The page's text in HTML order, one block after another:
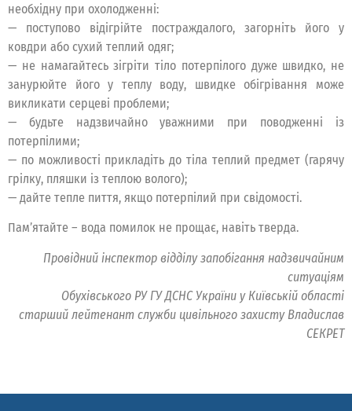
необхідну при охолодженні:
— поступово відігрійте постраждалого, загорніть його у
ковдри або сухий теплий одяг;
— не намагайтесь зігріти тіло потерпілого дуже швидко, не
занурюйте його у теплу воду, швидке обігрівання може
викликати серцеві проблеми;
— будьте надзвичайно уважними при поводженні із
потерпілими;
— по можливості прикладіть до тіла теплий предмет (гарячу
грілку, пляшки із теплою волого);
— дайте тепле пиття, якщо потерпілий при свідомості.
Пам’ятайте – вода помилок не прощає, навіть тверда.
Провідний інспектор відділу запобігання надзвичайним
ситуаціям
Обухівського РУ ГУ ДСНС України у Київській області
старший лейтенант служби цивільного захисту Владислав
СЕКРЕТ